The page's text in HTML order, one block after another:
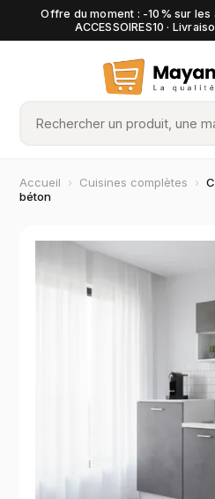
Offre du moment : -10% sur
ACCESSOIRES10 ·
Accueil › Cuisines complètes ›
béton